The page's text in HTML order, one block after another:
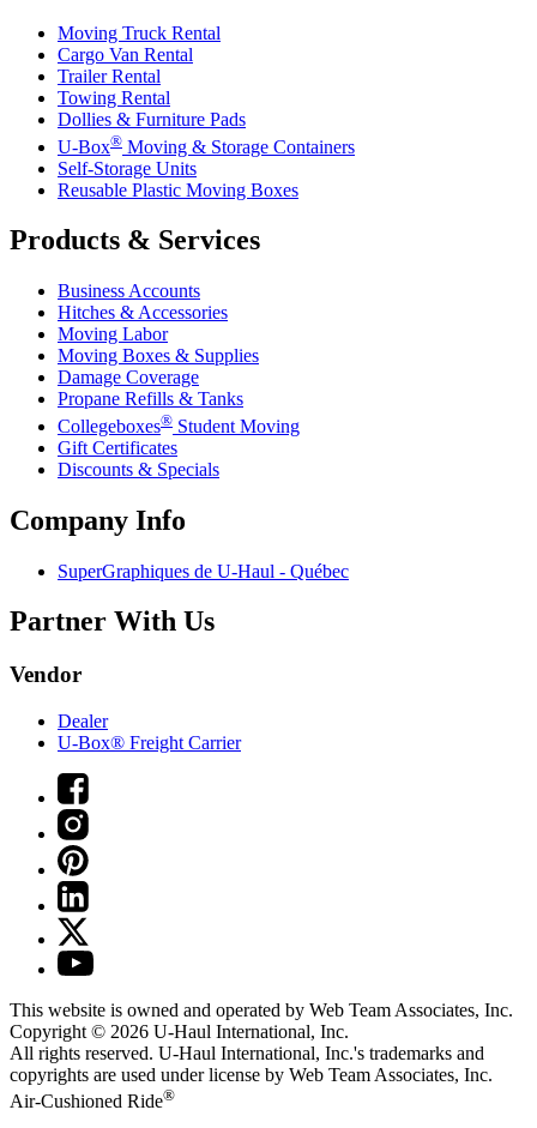
Moving Truck Rental
Cargo Van Rental
Trailer Rental
Towing Rental
Dollies & Furniture Pads
U-Box® Moving & Storage Containers
Self-Storage Units
Reusable Plastic Moving Boxes
Products & Services
Business Accounts
Hitches & Accessories
Moving Labor
Moving Boxes & Supplies
Damage Coverage
Propane Refills & Tanks
Collegeboxes® Student Moving
Gift Certificates
Discounts & Specials
Company Info
SuperGraphiques de U-Haul - Québec
Partner With Us
Vendor
Dealer
U-Box® Freight Carrier
This website is owned and operated by Web Team Associates, Inc.
Copyright © 2026 U-Haul International, Inc.
All rights reserved. U-Haul International, Inc.'s trademarks and
copyrights are used under license by Web Team Associates, Inc.
Air-Cushioned Ride®